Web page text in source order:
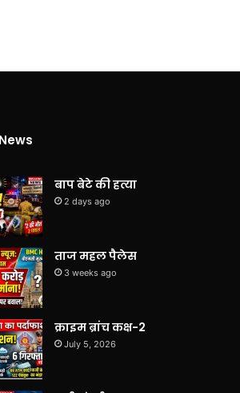
बाप बेटे की हत्या
2 days ago
ताज महल पैलेस
3 weeks ago
क्राइम ब्रांच कक्ष-2
July 5, 2026